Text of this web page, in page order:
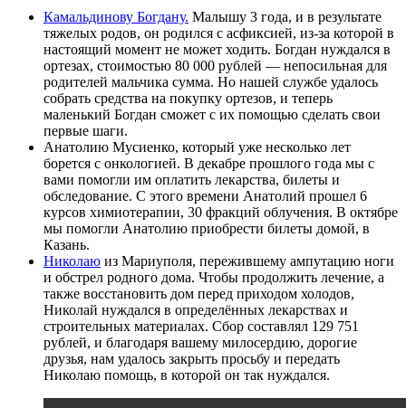
Камальдинову Богдану. Малышу 3 года, и в результате
тяжелых родов, он родился с асфиксией, из-за которой в
настоящий момент не может ходить. Богдан нуждался в
ортезах, стоимостью 80 000 рублей — непосильная для
родителей мальчика сумма. Но нашей службе удалось
собрать средства на покупку ортезов, и теперь
маленький Богдан сможет с их помощью сделать свои
первые шаги.
Анатолию Мусиенко, который уже несколько лет
борется с онкологией. В декабре прошлого года мы с
вами помогли им оплатить лекарства, билеты и
обследование. С этого времени Анатолий прошел 6
курсов химиотерапии, 30 фракций облучения. В октябре
мы помогли Анатолию приобрести билеты домой, в
Казань.
Николаю из Мариуполя, пережившему ампутацию ноги
и обстрел родного дома. Чтобы продолжить лечение, а
также восстановить дом перед приходом холодов,
Николай нуждался в определённых лекарствах и
строительных материалах. Сбор составлял 129 751
рублей, и благодаря вашему милосердию, дорогие
друзья, нам удалось закрыть просьбу и передать
Николаю помощь, в которой он так нуждался.